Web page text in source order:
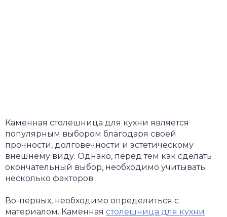
Каменная столешница для кухни является
популярным выбором благодаря своей
прочности, долговечности и эстетическому
внешнему виду. Однако, перед тем как сделать
окончательный выбор, необходимо учитывать
несколько факторов.
Во-первых, необходимо определиться с
материалом. Каменная столешница для кухни